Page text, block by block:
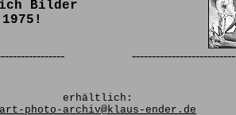
Bilder
erhältlich:
art-photo-archiv@klaus-ender.de